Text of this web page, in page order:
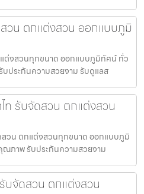
วน ตกแต่งสวน ออกแบบภูมิ
ต่งสวนทุกขนาด ออกแบบภูมิทัศน์ ทั่ว
บประกันความสวยงาม รับดูแลส
รับจัดสวน ตกแต่งสวน
วน ตกแต่งสวนทุกขนาด ออกแบบภูมิ
ณภาพ รับประกันความสวยงาม
จัดสวน ตกแต่งสวน